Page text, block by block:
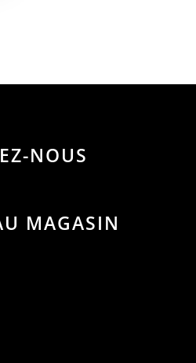
NOUS
MAGASIN